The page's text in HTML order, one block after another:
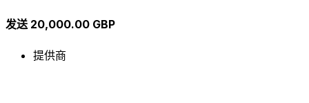
发送 20,000.00 GBP
提供商